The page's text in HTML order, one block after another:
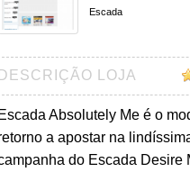
Escada
LOJA
Escada Absolutely Me é o
a apostar na
do Escada Desire